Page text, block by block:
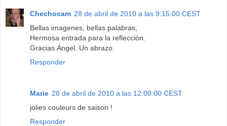
Chechocam 28 de abril de 2010 a las 9:15:00 CEST
Bellas imagenes, bellas palabras,
Hermosa entrada para la reflección.
Gracias Ángel. Un abrazo.
Responder
Marie 28 de abril de 2010 a las 12:08:00 CEST
jolies couleurs de saison !
Responder